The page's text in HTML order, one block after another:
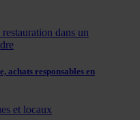
achats responsables en